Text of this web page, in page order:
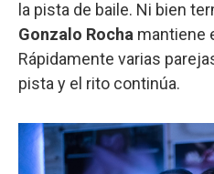
la pista de baile. Ni bien
Gonzalo Rocha mantiene
Rápidamente varias
pista y el rito continúa.